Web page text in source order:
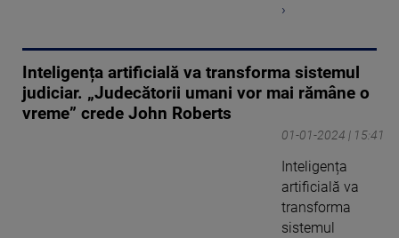
›
Inteligența artificială va transforma sistemul
judiciar. „Judecătorii umani vor mai rămâne o
vreme” crede John Roberts
01-01-2024 | 15:41
Inteligența
artificială va
transforma
sistemul